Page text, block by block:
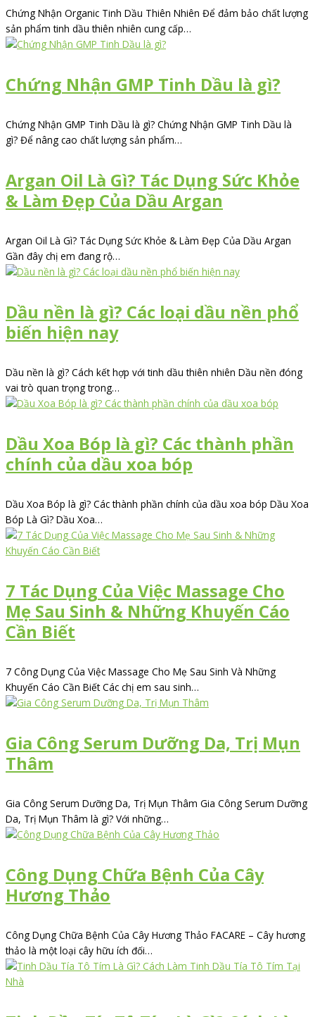
Chứng Nhận Organic Tinh Dầu Thiên Nhiên Để đảm bảo chất lượng
sản phẩm tinh dầu thiên nhiên cung cấp…
Chứng Nhận GMP Tinh Dầu là gì?
Chứng Nhận GMP Tinh Dầu là gì? Chứng Nhận GMP Tinh Dầu là
gì? Để nâng cao chất lượng sản phẩm…
Argan Oil Là Gì? Tác Dụng Sức Khỏe
& Làm Đẹp Của Dầu Argan
Argan Oil Là Gì? Tác Dụng Sức Khỏe & Làm Đẹp Của Dầu Argan
Gần đây chị em đang rộ…
Dầu nền là gì? Các loại dầu nền phổ
biến hiện nay
Dầu nền là gì? Cách kết hợp với tinh dầu thiên nhiên Dầu nền đóng
vai trò quan trọng trong…
Dầu Xoa Bóp là gì? Các thành phần
chính của dầu xoa bóp
Dầu Xoa Bóp là gì? Các thành phần chính của dầu xoa bóp Dầu Xoa
Bóp Là Gì? Dầu Xoa…
7 Tác Dụng Của Việc Massage Cho
Mẹ Sau Sinh & Những Khuyến Cáo
Cần Biết
7 Công Dụng Của Việc Massage Cho Mẹ Sau Sinh Và Những
Khuyến Cáo Cần Biết Các chị em sau sinh…
Gia Công Serum Dưỡng Da, Trị Mụn
Thâm
Gia Công Serum Dưỡng Da, Trị Mụn Thâm Gia Công Serum Dưỡng
Da, Trị Mụn Thâm là gì? Với những…
Công Dụng Chữa Bệnh Của Cây
Hương Thảo
Công Dụng Chữa Bệnh Của Cây Hương Thảo FACARE – Cây hương
thảo là một loại cây hữu ích đối…